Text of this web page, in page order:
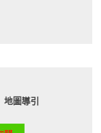
地圖導引